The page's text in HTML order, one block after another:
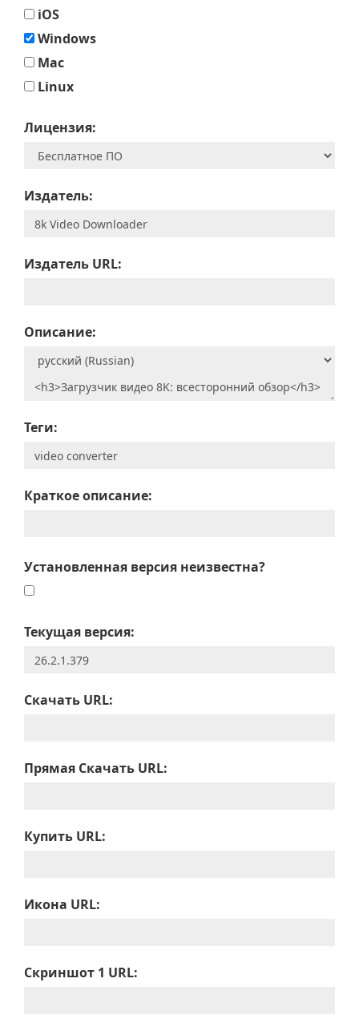
iOS
Windows
Mac
Linux
Лицензия:
Издатель:
Издатель URL:
Описание:
Теги:
Краткое описание:
Установленная версия неизвестна?
Текущая версия:
Скачать URL:
Прямая Скачать URL:
Купить URL:
Икона URL:
Скриншот 1 URL: